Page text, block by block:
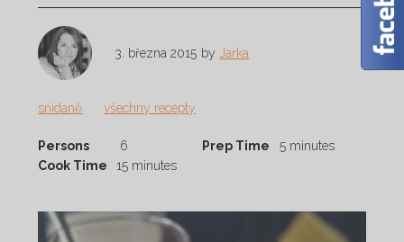
3. března 2015 by Jarka
snídaně všechny recepty
Persons 6 Prep Time
5 minutes
Cook Time
15 minutes